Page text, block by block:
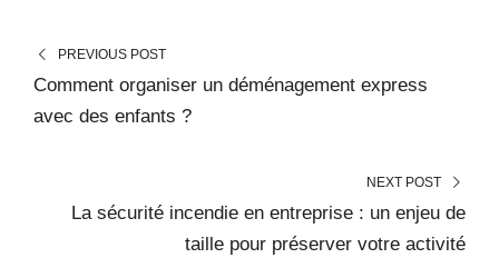
PREVIOUS POST
Comment organiser un déménagement express
avec des enfants ?
NEXT POST
La sécurité incendie en entreprise : un enjeu de
taille pour préserver votre activité